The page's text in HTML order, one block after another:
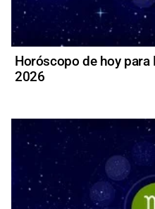
Horóscopo de hoy
2026